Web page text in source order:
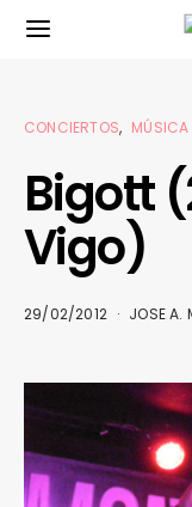
CONCIERTOS MÚSICA
Bigott
Vigo)
29/02/2012 JOSE A.